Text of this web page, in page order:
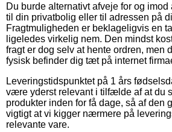
Du burde alternativt afveje for og
til din privatbolig eller til adressen på
Fragtmuligheden er beklageligvis en
ligeledes virkelig nem. Den mindst
fragt er dog selv at hente ordren, men
fysisk befinder dig tæt på internet
Leveringstidspunktet på 1 års
være yderst relevant i tilfælde af at du
produkter inden for få dage, så af den
vigtigt at vi kigger nærmere på
relevante vare.